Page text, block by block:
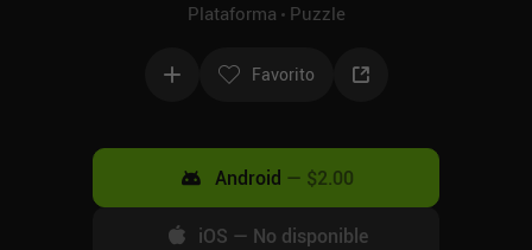
Plataforma Puzzle
Favorito
Android — $2.00
iOS — No disponible